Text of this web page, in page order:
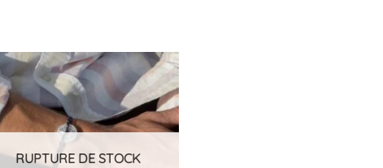
Ajouter
à la
liste
d’envies
RUPTURE DE STOCK